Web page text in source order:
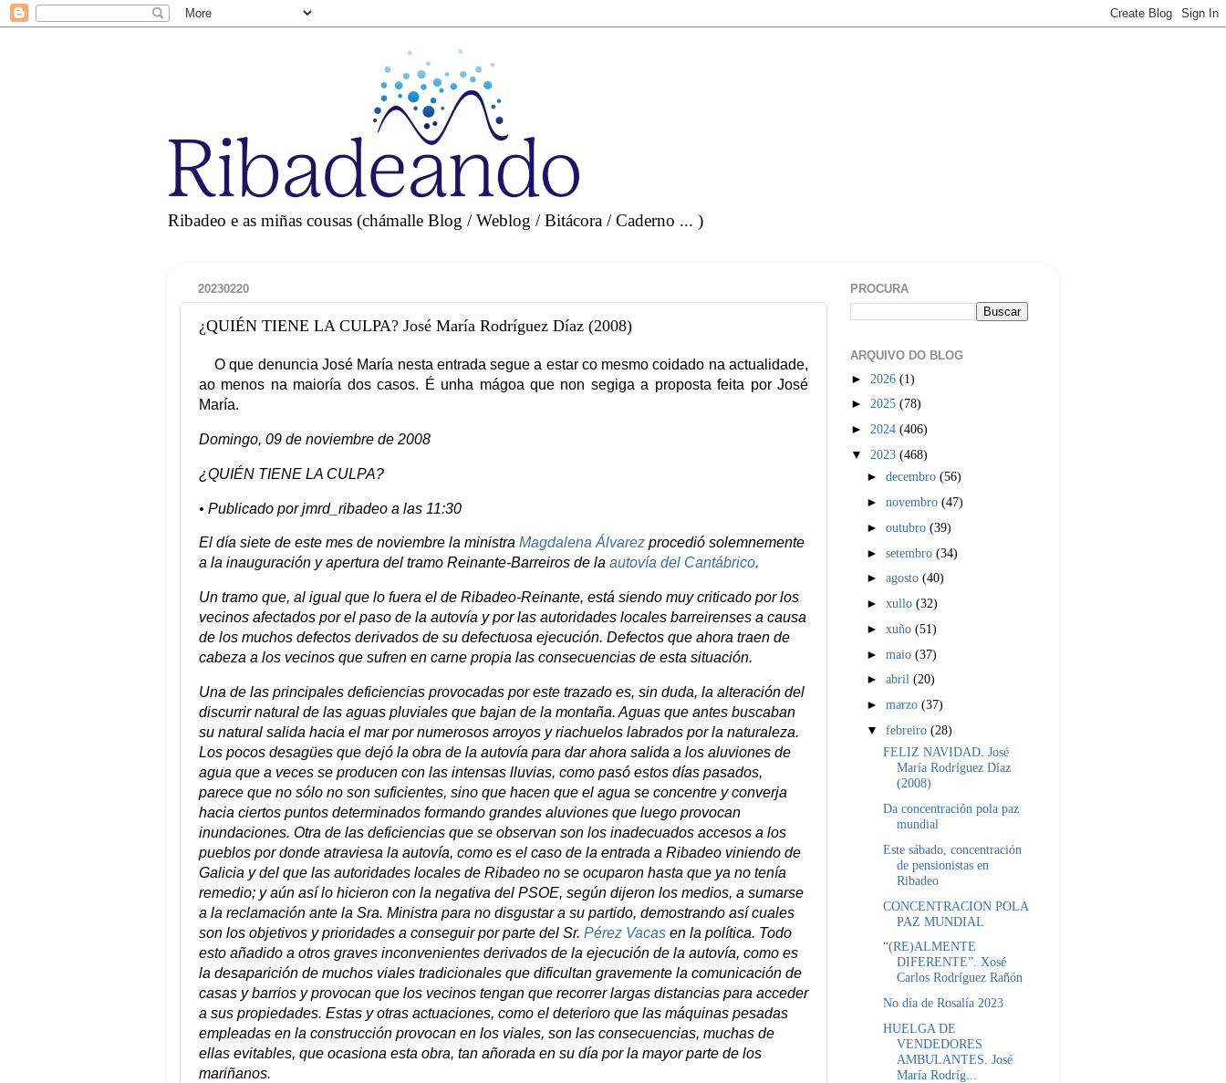
Ribadeo e as miñas cousas (chámalle Blog / Weblog / Bitácora / Caderno ... )
20230220
¿QUIÉN TIENE LA CULPA? José María Rodríguez Díaz (2008)
O que denuncia José María nesta entrada segue a estar co mesmo coidado na actualidade,
ao menos na maioría dos casos. É unha mágoa que non segiga a proposta feita por José
María.
Domingo, 09 de noviembre de 2008
¿QUIÉN TIENE LA CULPA?
• Publicado por jmrd_ribadeo a las 11:30
El día siete de este mes de noviembre la ministra Magdalena Álvarez procedió solemnemente
a la inauguración y apertura del tramo Reinante-Barreiros de la autovía del Cantábrico.
Un tramo que, al igual que lo fuera el de Ribadeo-Reinante, está siendo muy criticado por los
vecinos afectados por el paso de la autovía y por las autoridades locales barreirenses a causa
de los muchos defectos derivados de su defectuosa ejecución. Defectos que ahora traen de
cabeza a los vecinos que sufren en carne propia las consecuencias de esta situación.
Una de las principales deficiencias provocadas por este trazado es, sin duda, la alteración del
discurrir natural de las aguas pluviales que bajan de la montaña. Aguas que antes buscaban
su natural salida hacia el mar por numerosos arroyos y riachuelos labrados por la naturaleza.
Los pocos desagües que dejó la obra de la autovía para dar ahora salida a los aluviones de
agua que a veces se producen con las intensas lluvias, como pasó estos días pasados,
parece que no sólo no son suficientes, sino que hacen que el agua se concentre y converja
hacia ciertos puntos determinados formando grandes aluviones que luego provocan
inundaciones. Otra de las deficiencias que se observan son los inadecuados accesos a los
pueblos por donde atraviesa la autovía, como es el caso de la entrada a Ribadeo viniendo de
Galicia y del que las autoridades locales de Ribadeo no se ocuparon hasta que ya no tenía
remedio; y aún así lo hicieron con la negativa del PSOE, según dijeron los medios, a sumarse
a la reclamación ante la Sra. Ministra para no disgustar a su partido, demostrando así cuales
son los objetivos y prioridades a conseguir por parte del Sr. Pérez Vacas en la política. Todo
esto añadido a otros graves inconvenientes derivados de la ejecución de la autovía, como es
la desaparición de muchos viales tradicionales que dificultan gravemente la comunicación de
casas y barrios y provocan que los vecinos tengan que recorrer largas distancias para acceder
a sus propiedades. Estas y otras actuaciones, como el deterioro que las máquinas pesadas
empleadas en la construcción provocan en los viales, son las consecuencias, muchas de
ellas evitables, que ocasiona esta obra, tan añorada en su día por la mayor parte de los
mariñanos.
PROCURA
ARQUIVO DO BLOG
► 2026 (1)
► 2025 (78)
► 2024 (406)
▼ 2023 (468)
►decembro(56)
►novembro(47)
►outubro(39)
►setembro(34)
►agosto(40)
►xullo(32)
►xuño(51)
►maio(37)
►abril(20)
►marzo(37)
▼febreiro(28)
FELIZ NAVIDAD. José
María Rodríguez Díaz
(2008)
Da concentración pola paz
mundial
Este sábado, concentración
de pensionistas en
Ribadeo
CONCENTRACION POLA
PAZ MUNDIAL
“(RE)ALMENTE
DIFERENTE”. Xosé
Carlos Rodríguez Rañón
No día de Rosalía 2023
HUELGA DE
VENDEDORES
AMBULANTES. José
María Rodríg...